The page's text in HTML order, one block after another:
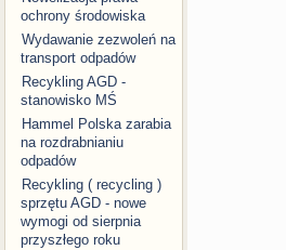
ochrony środowiska
Wydawanie zezwoleń na
transport odpadów
Recykling AGD -
stanowisko MŚ
Hammel Polska zarabia
na rozdrabnianiu
odpadów
Recykling ( recycling )
sprzętu AGD - nowe
wymogi od sierpnia
przyszłego roku